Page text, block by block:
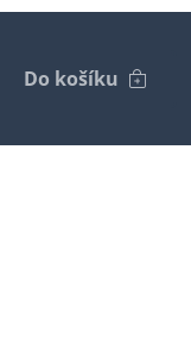
Do košíku